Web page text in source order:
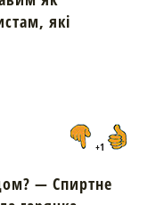
які
+1
— Спиртне